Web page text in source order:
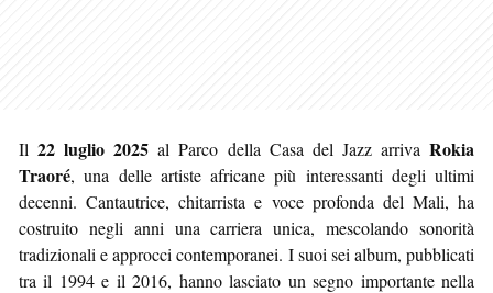
Il22 luglio 2025 al Parco della Casa del Jazz arrivaRokia
Traoré, una delle artiste africane più interessanti degli ultimi
decenni. Cantautrice, chitarrista e voce profonda del Mali, ha
costruito negli anni una carriera unica, mescolando sonorità
tradizionali e approcci contemporanei. I suoi sei album, pubblicati
tra il 1994 e il 2016, hanno lasciato un segno importante nella